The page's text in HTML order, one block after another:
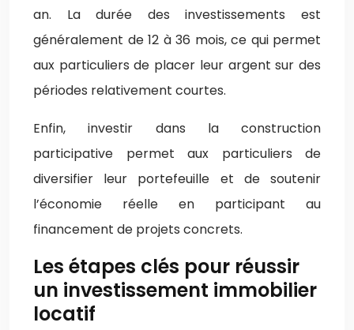
an. La durée des investissements est
généralement de 12 à 36 mois, ce qui permet
aux particuliers de placer leur argent sur des
périodes relativement courtes.
Enfin, investir dans la construction
participative permet aux particuliers de
diversifier leur portefeuille et de soutenir
l’économie réelle en participant au
financement de projets concrets.
Les étapes clés pour réussir
un investissement immobilier
locatif